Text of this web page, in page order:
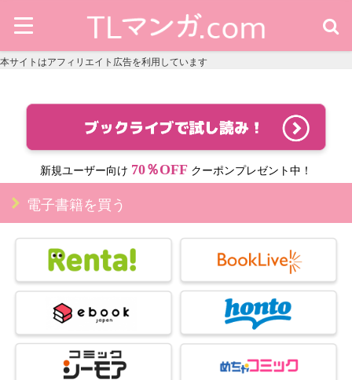
本サイトはアフィリエイト広告を利用しています
新規ユーザー向け 70％OFF クーポンプレゼント中！
電子書籍を買う